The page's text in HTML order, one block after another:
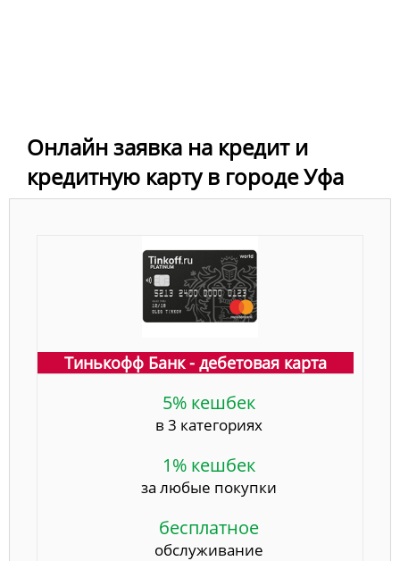
Онлайн заявка на кредит и
кредитную карту в городе Уфа
Тинькофф Банк - дебетовая карта
5% кешбек
в 3 категориях
1% кешбек
за любые покупки
бесплатное
обслуживание